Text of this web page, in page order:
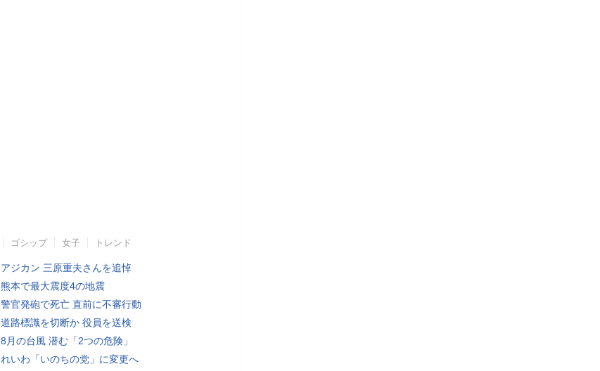
ゴシップ 女子 トレンド
アジカン 三原重夫さんを追悼
熊本で最大震度4の地震
警官発砲で死亡 直前に不審行動
道路標識を切断か 役員を送検
8月の台風 潜む「2つの危険」
れいわ「いのちの党」に変更へ